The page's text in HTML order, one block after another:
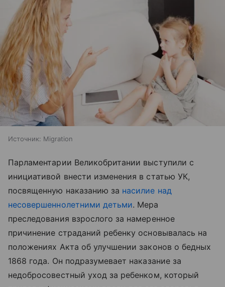
Источник: Migration
Парламентарии Великобритании выступили с
инициативой внести изменения в статью УК,
посвященную наказанию за насилие над
несовершеннолетними детьми. Мера
преследования взрослого за намеренное
причинение страданий ребенку основывалась на
положениях Акта об улучшении законов о бедных
1868 года. Он подразумевает наказание за
недобросовестный уход за ребенком, который